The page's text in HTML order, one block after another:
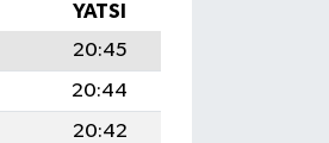
YATSI
20:45
20:44
20:42